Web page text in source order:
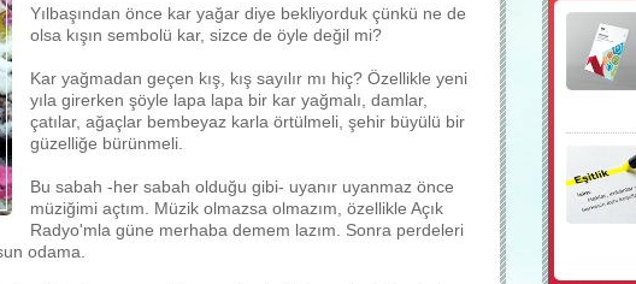
Yılbaşından önce kar yağar diye bekliyorduk çünkü ne de
olsa kışın sembolü kar, sizce de öyle değil mi?
Kar yağmadan geçen kış, kış sayılır mı hiç? Özellikle yeni
yıla girerken şöyle lapa lapa bir kar yağmalı, damlar,
çatılar, ağaçlar bembeyaz karla örtülmeli, şehir büyülü bir
güzelliğe bürünmeli.
Bu sabah -her sabah olduğu gibi- uyanır uyanmaz önce
müziğimi açtım. Müzik olmazsa olmazım, özellikle Açık
Radyo'mla güne merhaba demem lazım. Sonra perdeleri
odama.